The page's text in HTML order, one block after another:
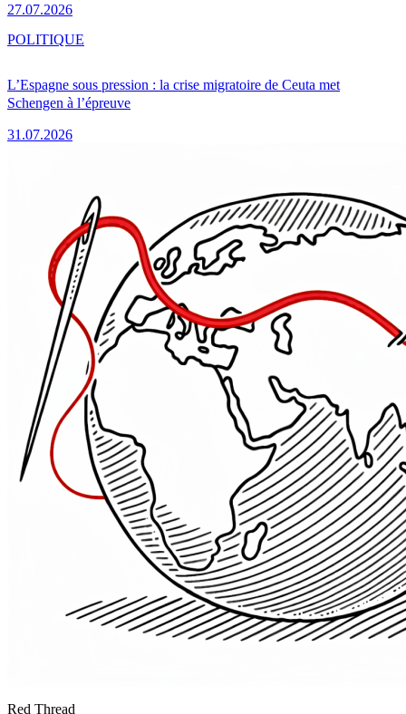
27.07.2026
L’Espagne sous pression : la crise migratoire de Ceuta met
Schengen à l’épreuve
31.07.2026
POLITIQUE
Red Thread